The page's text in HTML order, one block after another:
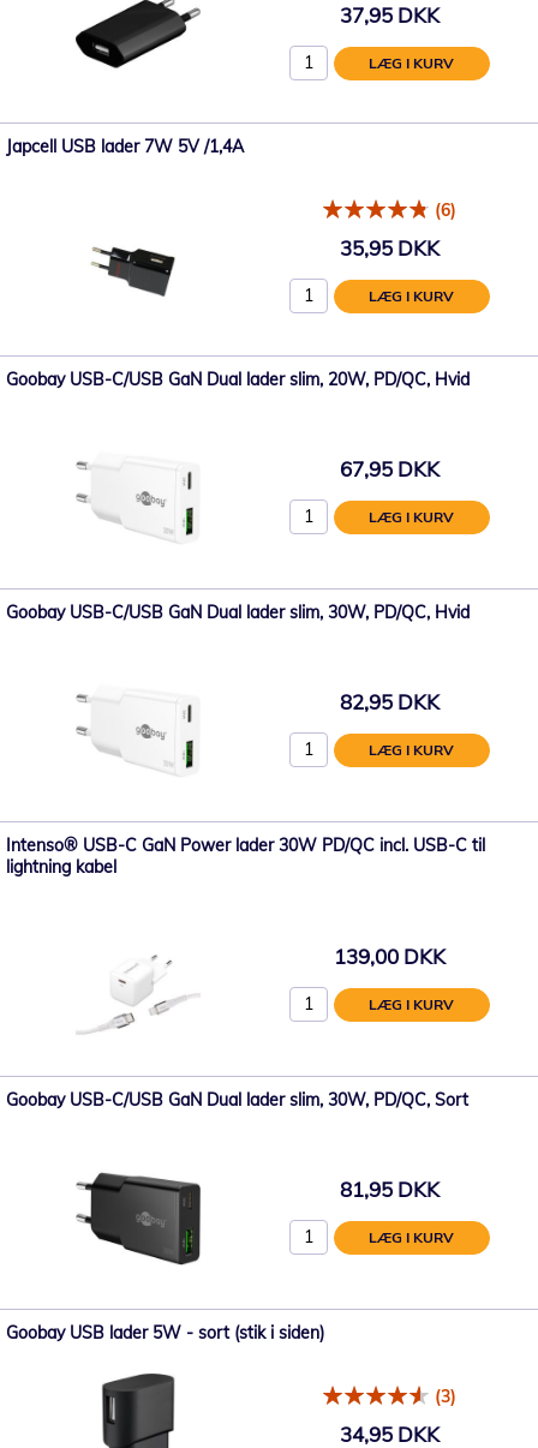
37,95 DKK
LÆG I KURV
Japcell USB lader 7W 5V /1,4A
(6)
35,95 DKK
LÆG I KURV
Goobay USB-C/USB GaN Dual lader slim, 20W, PD/QC, Hvid
67,95 DKK
LÆG I KURV
Goobay USB-C/USB GaN Dual lader slim, 30W, PD/QC, Hvid
82,95 DKK
LÆG I KURV
Intenso® USB-C GaN Power lader 30W PD/QC incl. USB-C til
lightning kabel
139,00 DKK
LÆG I KURV
Goobay USB-C/USB GaN Dual lader slim, 30W, PD/QC, Sort
81,95 DKK
LÆG I KURV
Goobay USB lader 5W - sort (stik i siden)
(3)
34,95 DKK